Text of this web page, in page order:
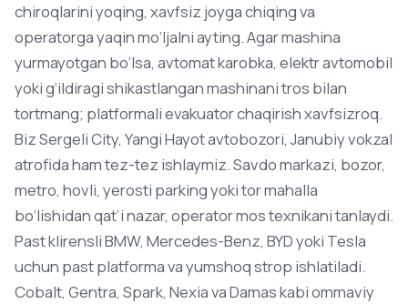
chiroqlarini yoqing, xavfsiz joyga chiqing va
operatorga yaqin mo‘ljalni ayting. Agar mashina
yurmayotgan bo‘lsa, avtomat karobka, elektr avtomobil
yoki g‘ildiragi shikastlangan mashinani tros bilan
tortmang; platformali evakuator chaqirish xavfsizroq.
Biz Sergeli City, Yangi Hayot avtobozori, Janubiy vokzal
atrofida ham tez-tez ishlaymiz. Savdo markazi, bozor,
metro, hovli, yerosti parking yoki tor mahalla
bo‘lishidan qat’i nazar, operator mos texnikani tanlaydi.
Past klirensli BMW, Mercedes-Benz, BYD yoki Tesla
uchun past platforma va yumshoq strop ishlatiladi.
Cobalt, Gentra, Spark, Nexia va Damas kabi ommaviy